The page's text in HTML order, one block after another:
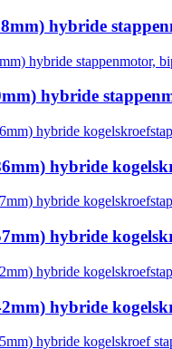
hybride
hybride
hybride
hybride
hybride